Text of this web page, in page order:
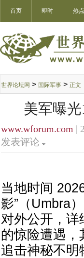
首页 即时 热点
世界论坛网 > 国际军事 > 正文
美军曝
www.wforum.com |
发表评论
当地时间
影”（Umbra
对外公开，详
的惊险遭遇
追击神秘不明